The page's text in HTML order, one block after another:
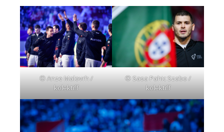
© Anze Malovrh /
kolektiff
© Sasa Pahic Szabo /
kolektiff